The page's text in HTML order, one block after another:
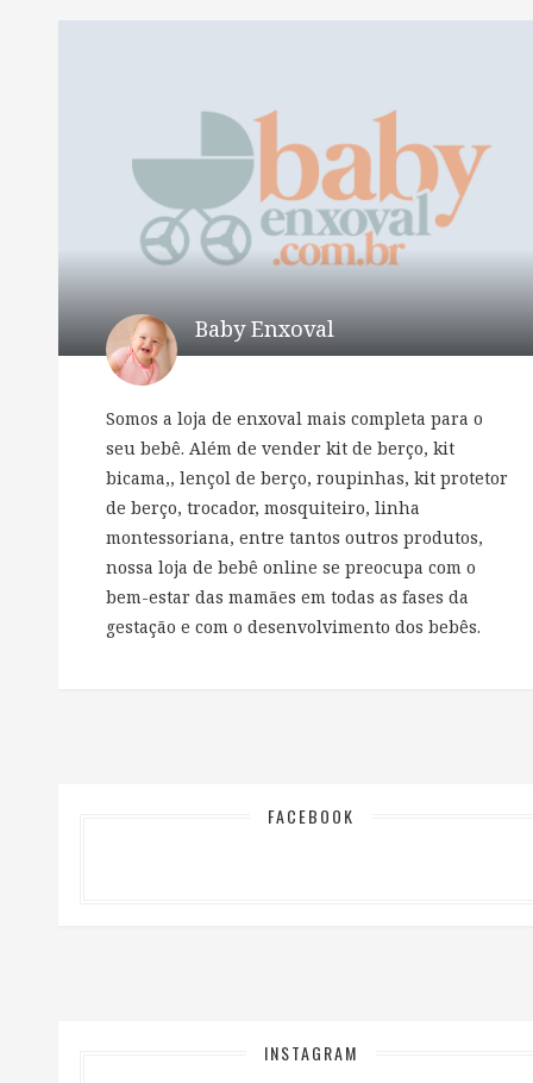
Baby Enxoval
Somos a loja de enxoval mais completa para o
seu bebê. Além de vender kit de berço, kit
bicama,, lençol de berço, roupinhas, kit protetor
de berço, trocador, mosquiteiro, linha
montessoriana, entre tantos outros produtos,
nossa loja de bebê online se preocupa com o
bem-estar das mamães em todas as fases da
gestação e com o desenvolvimento dos bebês.
FACEBOOK
INSTAGRAM